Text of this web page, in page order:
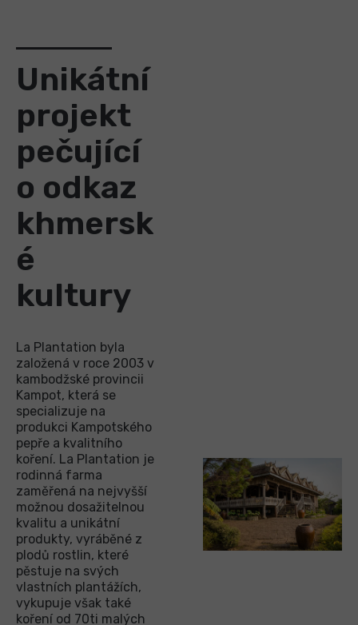
Unikátní
projekt
pečující
o odkaz
khmersk
é
kultury
La Plantation byla
založená v roce 2003 v
kambodžské provincii
Kampot, která se
specializuje na
produkci Kampotského
pepře a kvalitního
koření. La Plantation je
rodinná farma
zaměřená na nejvyšší
možnou dosažitelnou
kvalitu a unikátní
produkty, vyráběné z
plodů rostlin, které
pěstuje na svých
vlastních plantážích,
vykupuje však také
koření od 70ti malých